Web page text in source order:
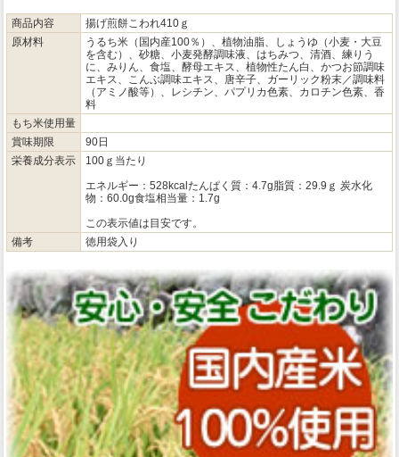
商品内容
揚げ煎餅こわれ410ｇ
原材料
うるち米（国内産100％）、植物油脂、しょうゆ（小麦・大豆
を含む）、砂糖、小麦発酵調味液、はちみつ、清酒、練りう
に、みりん、食塩、酵母エキス、植物性たん白、かつお節調味
エキス、こんぶ調味エキス、唐辛子、ガーリック粉末／調味料
（アミノ酸等）、レシチン、パプリカ色素、カロチン色素、香
料
もち米使用量
賞味期限
90日
栄養成分表示
100ｇ当たり
エネルギー：528kcalたんぱく質：4.7g脂質：29.9ｇ 炭水化
物：60.0g食塩相当量：1.7g
この表示値は目安です。
備考
徳用袋入り